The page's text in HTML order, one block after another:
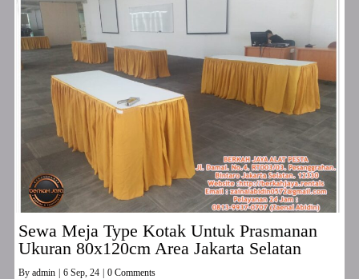
Sewa Meja Type Kotak Untuk Prasmanan
Ukuran 80x120cm Area Jakarta Selatan
By admin 6 Sep, 24 0 Comments